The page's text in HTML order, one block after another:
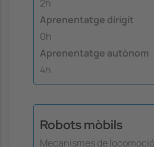
2h
Aprenentatge dirigit
0h
Aprenentatge autònom
4h
Robots mòbils
Mecanismes de